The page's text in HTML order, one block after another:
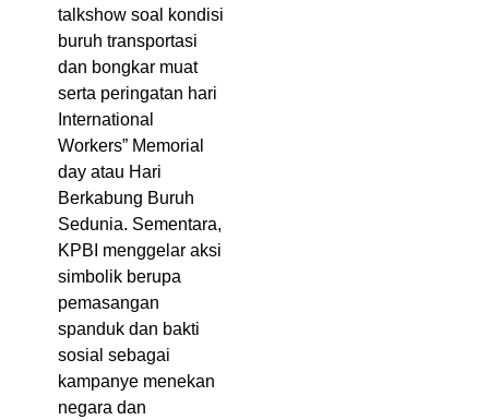
talkshow soal kondisi
buruh transportasi
dan bongkar muat
serta peringatan hari
International
Workers” Memorial
day atau Hari
Berkabung Buruh
Sedunia. Sementara,
KPBI menggelar aksi
simbolik berupa
pemasangan
spanduk dan bakti
sosial sebagai
kampanye menekan
negara dan